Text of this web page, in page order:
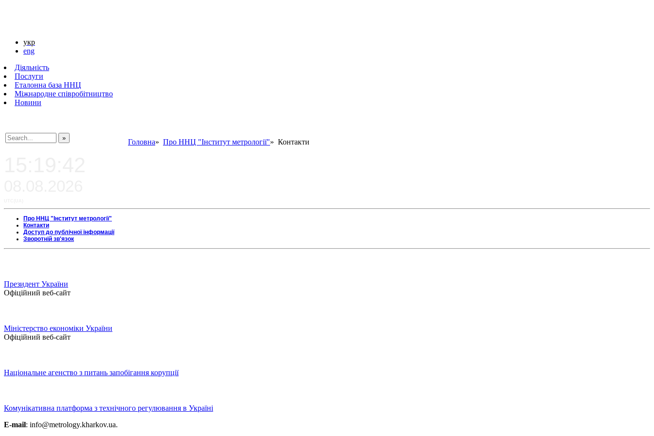
укр
eng
Діяльність
Послуги
Еталонна база ННЦ
Міжнародне співробітництво
Новини
Головна» Про ННЦ "Інститут метрології"» Контакти
Про ННЦ "Інститут метрології"
Контакти
Доступ до публічної інформації
Зворотній зв'язок
Президент України
Офіційний веб-сайт
Міністерство економіки України
Офіційний веб-сайт
Національне агенство з питань запобігання корупції
Комунікативна платформа з технічного регулювання в Україні
E-mail: info@metrology.kharkov.ua.